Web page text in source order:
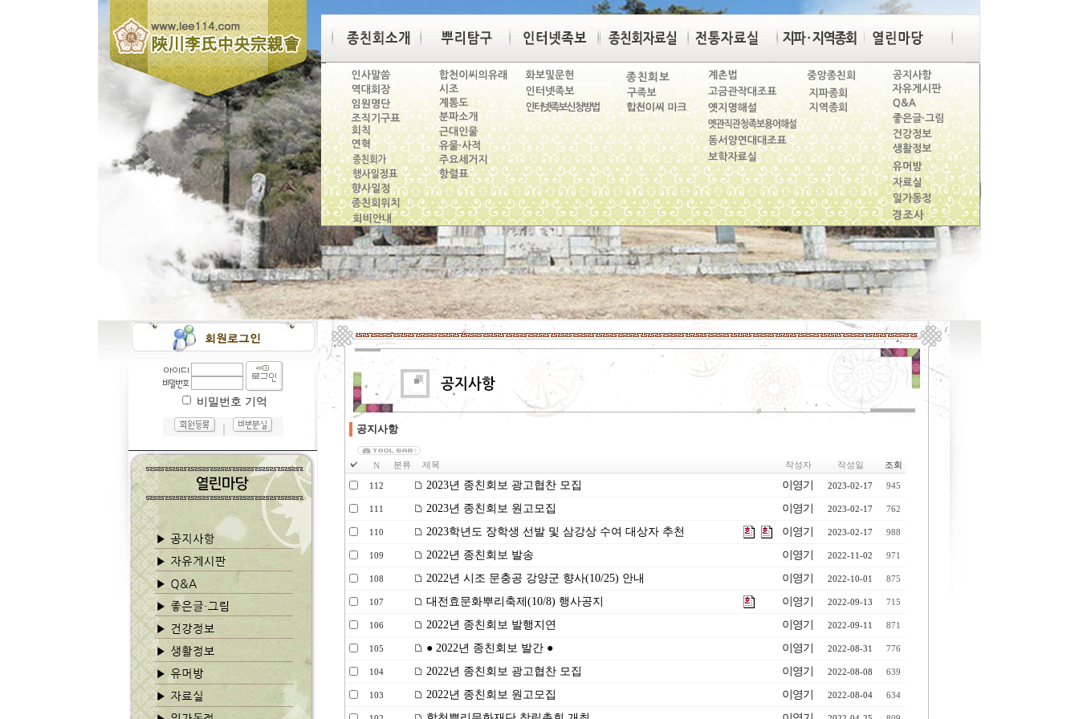
비밀번호 기억
공지사항
N 분류 제목 작성자 작성일 조회
112 2023년 종친회보 광고협찬 모집 이영기 2023-02-17 945
111 2023년 종친회보 원고모집 이영기 2023-02-17 762
110 2023학년도 장학생 선발 및 삼강상 수여 대상자 추천 이영기 2023-02-17 988
109 2022년 종친회보 발송 이영기 2022-11-02 971
108 2022년 시조 문충공 강양군 향사(10/25) 안내 이영기 2022-10-01 875
107 대전효문화뿌리축제(10/8) 행사공지 이영기 2022-09-13 715
106 2022년 종친회보 발행지연 이영기 2022-09-11 871
105 ● 2022년 종친회보 발간 ● 이영기 2022-08-31 776
104 2022년 종친회보 광고협찬 모집 이영기 2022-08-08 639
103 2022년 종친회보 원고모집 이영기 2022-08-04 634